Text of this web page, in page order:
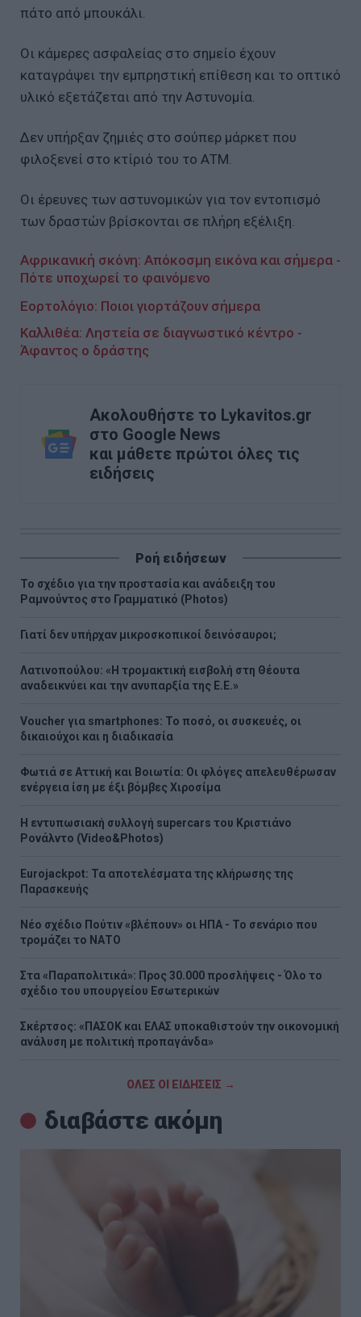
πάτο από μπουκάλι.
Οι κάμερες ασφαλείας στο σημείο έχουν
καταγράψει την εμπρηστική επίθεση και το οπτικό
υλικό εξετάζεται από την Αστυνομία.
Δεν υπήρξαν ζημιές στο σούπερ μάρκετ που
φιλοξενεί στο κτίριό του το ΑΤΜ.
Οι έρευνες των αστυνομικών για τον εντοπισμό
των δραστών βρίσκονται σε πλήρη εξέλιξη.
Αφρικανική σκόνη: Απόκοσμη εικόνα και σήμερα -
Πότε υποχωρεί το φαινόμενο
Εορτολόγιο: Ποιοι γιορτάζουν σήμερα
Καλλιθέα: Ληστεία σε διαγνωστικό κέντρο -
Άφαντος ο δράστης
Ακολουθήστε το Lykavitos.gr
στο Google News
και μάθετε πρώτοι όλες τις
ειδήσεις
Ροή ειδήσεων
Το σχέδιο για την προστασία και ανάδειξη του
Ραμνούντος στο Γραμματικό (Photos)
Γιατί δεν υπήρχαν μικροσκοπικοί δεινόσαυροι;
Λατινοπούλου: «Η τρομακτική εισβολή στη Θέουτα
αναδεικνύει και την ανυπαρξία της Ε.Ε.»
Voucher για smartphones: Το ποσό, οι συσκευές, οι
δικαιούχοι και η διαδικασία
Φωτιά σε Αττική και Βοιωτία: Οι φλόγες απελευθέρωσαν
ενέργεια ίση με έξι βόμβες Χιροσίμα
H εντυπωσιακή συλλογή supercars του Κριστιάνο
Ρονάλντο (Video&Photos)
Eurojackpot: Τα αποτελέσματα της κλήρωσης της
Παρασκευής
Νέο σχέδιο Πούτιν «βλέπουν» οι ΗΠΑ - Το σενάριο που
τρομάζει το ΝΑΤΟ
Στα «Παραπολιτικά»: Προς 30.000 προσλήψεις - Όλο το
σχέδιο του υπουργείου Εσωτερικών
Σκέρτσος: «ΠΑΣΟΚ και ΕΛΑΣ υποκαθιστούν την οικονομική
ανάλυση με πολιτική προπαγάνδα»
ΟΛΕΣ ΟΙ ΕΙΔΗΣΕΙΣ →
διαβάστε ακόμη